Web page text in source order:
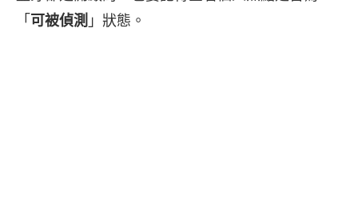
「 可被偵測 」狀態。